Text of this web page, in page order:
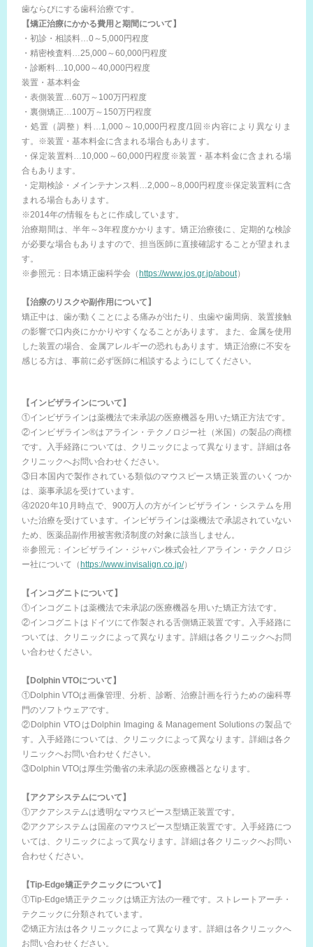
歯ならびにする歯科治療です。
【矯正治療にかかる費用と期間について】
・初診・相談料…0～5,000円程度
・精密検査料…25,000～60,000円程度
・診断料…10,000～40,000円程度
装置・基本料金
・表側装置…60万～100万円程度
・裏側矯正…100万～150万円程度
・処置（調整）料…1,000～10,000円程度/1回※内容により異なりま
す。※装置・基本料金に含まれる場合もあります。
・保定装置料…10,000～60,000円程度※装置・基本料金に含まれる場
合もあります。
・定期検診・メインテナンス料…2,000～8,000円程度※保定装置料に含
まれる場合もあります。
※2014年の情報をもとに作成しています。
治療期間は、半年～3年程度かかります。矯正治療後に、定期的な検診
が必要な場合もありますので、担当医師に直接確認することが望まれま
す。
※参照元：日本矯正歯科学会（ https://www.jos.gr.jp/about）
【治療のリスクや副作用について】
矯正中は、歯が動くことによる痛みが出たり、虫歯や歯周病、装置接触
の影響で口内炎にかかりやすくなることがあります。また、金属を使用
した装置の場合、金属アレルギーの恐れもあります。矯正治療に不安を
感じる方は、事前に必ず医師に相談するようにしてください。
【インビザラインについて】
①インビザラインは薬機法で未承認の医療機器を用いた矯正方法です。
②インビザライン®はアライン・テクノロジー社（米国）の製品の商標
です。入手経路については、クリニックによって異なります。詳細は各
クリニックへお問い合わせください。
③日本国内で製作されている類似のマウスピース矯正装置のいくつか
は、薬事承認を受けています。
④2020年10月時点で、900万人の方がインビザライン・システムを用
いた治療を受けています。インビザラインは薬機法で承認されていない
ため、医薬品副作用被害救済制度の対象に該当しません。
※参照元：インビザライン・ジャパン株式会社／アライン・テクノロジ
ー社について（ https://www.invisalign.co.jp/）
【インコグニトについて】
①インコグニトは薬機法で未承認の医療機器を用いた矯正方法です。
②インコグニトはドイツにて作製される舌側矯正装置です。入手経路に
ついては、クリニックによって異なります。詳細は各クリニックへお問
い合わせください。
【Dolphin VTOについて】
①Dolphin VTOは画像管理、分析、診断、治療計画を行うための歯科専
門のソフトウェアです。
②Dolphin VTOはDolphin Imaging & Management Solutionsの製品で
す。入手経路については、クリニックによって異なります。詳細は各ク
リニックへお問い合わせください。
③Dolphin VTOは厚生労働省の未承認の医療機器となります。
【アクアシステムについて】
①アクアシステムは透明なマウスピース型矯正装置です。
②アクアシステムは国産のマウスピース型矯正装置です。入手経路につ
いては、クリニックによって異なります。詳細は各クリニックへお問い
合わせください。
【Tip-Edge矯正テクニックについて】
①Tip-Edge矯正テクニックは矯正方法の一種です。ストレートアーチ・
テクニックに分類されています。
②矯正方法は各クリニックによって異なります。詳細は各クリニックへ
お問い合わせください。